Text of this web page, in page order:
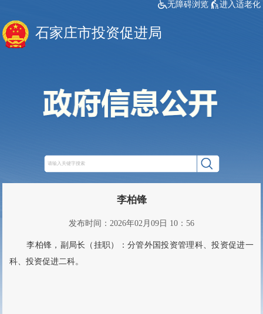
无障碍浏览 进入适老化
石家庄市投资促进局
李柏锋
发布时间：2026年02月09日 10：56
李柏锋，副局长（挂职）：分管外国投资管理科、投资促进一
科、投资促进二科。